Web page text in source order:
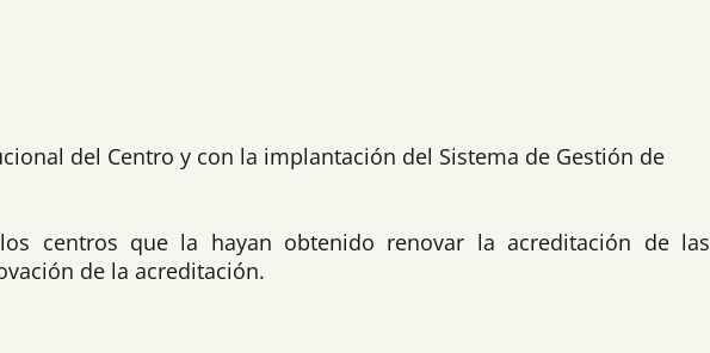
del Centro y con la implantación del Sistema de Gestión de
centros que la hayan obtenido renovar la acreditación de las
de la acreditación.